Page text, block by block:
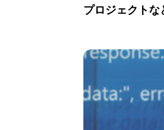
プロジェクトな